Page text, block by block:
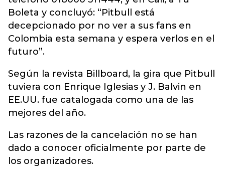
Boleta y concluyó: “Pitbull está
decepcionado por no ver a sus fans en
Colombia esta semana y espera verlos en el
futuro”.
Según la revista Billboard, la gira que Pitbull
tuviera con Enrique Iglesias y J. Balvin en
EE.UU. fue catalogada como una de las
mejores del año.
Las razones de la cancelación no se han
dado a conocer oficialmente por parte de
los organizadores.